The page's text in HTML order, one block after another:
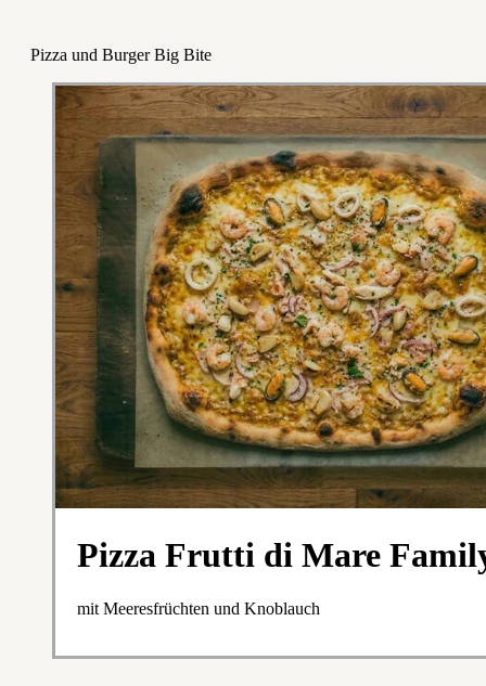
Pizza und Burger Big Bite
Pizza Frutti di Mare
mit Meeresfrüchten und Knoblauch